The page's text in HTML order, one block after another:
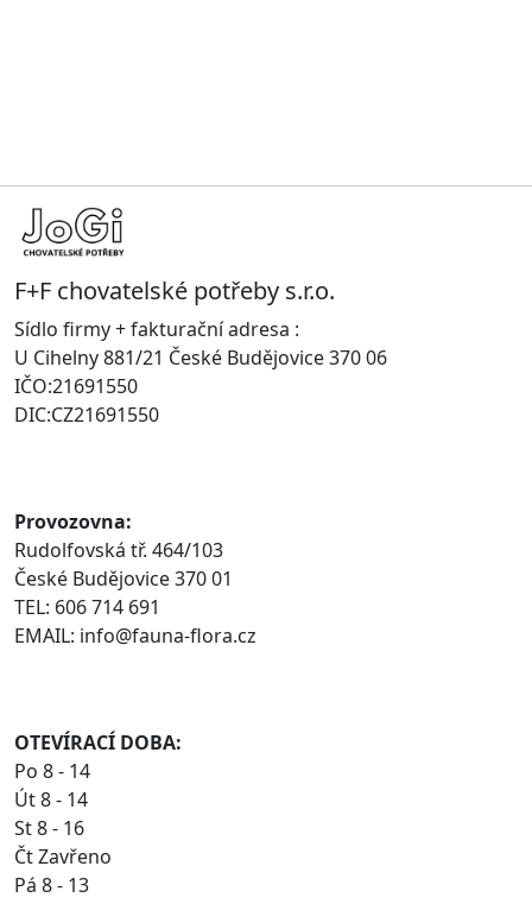
F+F chovatelské potřeby s.r.o.
Sídlo firmy + fakturační adresa :
U Cihelny 881/21 České Budějovice 370 06
IČO:21691550
DIC:CZ21691550
Provozovna:
Rudolfovská tř. 464/103
České Budějovice 370 01
TEL: 606 714 691
EMAIL: info@fauna-flora.cz
OTEVÍRACÍ DOBA:
Po 8 - 14
Út 8 - 14
St 8 - 16
Čt Zavřeno
Pá 8 - 13